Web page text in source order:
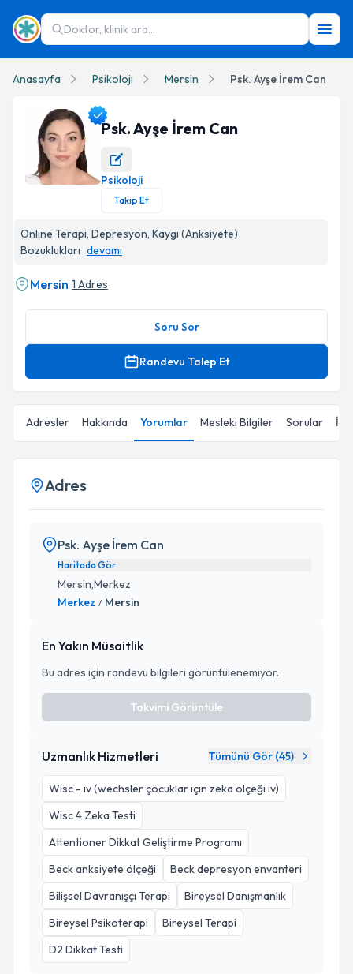
Doktor, klinik ara...
Anasayfa Psikoloji Mersin Psk. Ayşe İrem Can
Psk. Ayşe İrem Can Profil Fotoğrafı
Psk. Ayşe İrem Can
Psikoloji
Takip Et
Online Terapi, Depresyon, Kaygı (Anksiyete)
Bozuklukları devamı
Mersin 1 Adres
Soru Sor
Randevu Talep Et
Adresler Hakkında Yorumlar Mesleki Bilgiler Sorular
Adres
Psk. Ayşe İrem Can
Haritada Gör
Mersin,Merkez
Merkez / Mersin
En Yakın Müsaitlik
Bu adres için randevu bilgileri görüntülenemiyor.
Takvimi Görüntüle
Uzmanlık Hizmetleri Tümünü Gör (45)
Wisc - iv (wechsler çocuklar için zeka ölçeği iv)
Wisc 4 Zeka Testi
Attentioner Dikkat Geliştirme Programı
Beck anksiyete ölçeği
Beck depresyon envanteri
Bilişsel Davranışçı Terapi
Bireysel Danışmanlık
Bireysel Psikoterapi
Bireysel Terapi
D2 Dikkat Testi